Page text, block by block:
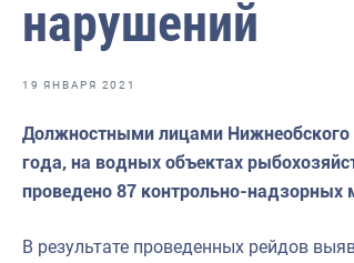
нарушений
19 ЯНВАРЯ 2021
Должностными лицами Нижнеобского
года, на водных объектах
проведено 87 контрольно-надзорных
В результате проведенных рейдов